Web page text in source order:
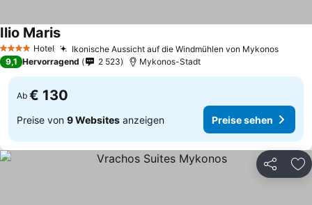
4 Sterne Hotel Ikonische Aussicht auf die Windmühlen von Mykonos
Ilio MarisPreise sehen
9,1 Hervorragend 2 523 Mykonos-Stadt
Ab € 130
Preise von 9 Websites anzeigen Preise sehen
Teilen